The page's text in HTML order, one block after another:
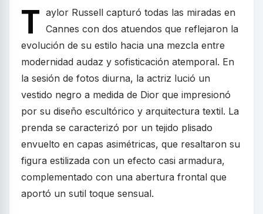
T aylor Russell capturó todas las miradas en
Cannes con dos atuendos que reflejaron la
evolución de su estilo hacia una mezcla entre
modernidad audaz y sofisticación atemporal. En
la sesión de fotos diurna, la actriz lució un
vestido negro a medida de Dior que impresionó
por su diseño escultórico y arquitectura textil. La
prenda se caracterizó por un tejido plisado
envuelto en capas asimétricas, que resaltaron su
figura estilizada con un efecto casi armadura,
complementado con una abertura frontal que
aportó un sutil toque sensual.